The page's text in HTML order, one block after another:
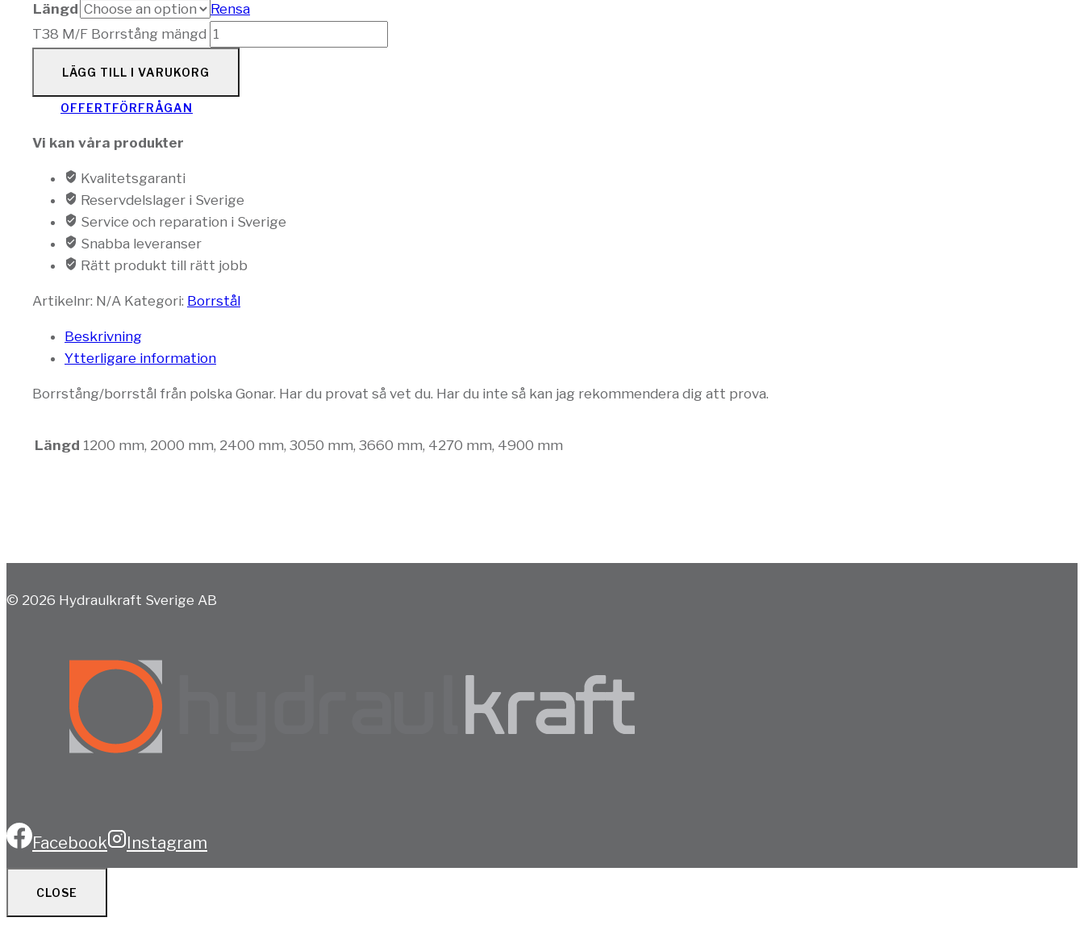
Längd
Rensa
T38 M/F Borrstång mängd
LÄGG TILL I VARUKORG
OFFERTFÖRFRÅGAN
Vi kan våra produkter
Kvalitetsgaranti
Reservdelslager i Sverige
Service och reparation i Sverige
Snabba leveranser
Rätt produkt till rätt jobb
Artikelnr: N/A Kategori: Borrstål
Beskrivning
Ytterligare information
Borrstång/borrstål från polska Gonar. Har du provat så vet du. Har du inte så kan jag rekommendera dig att prova.
Längd 1200 mm, 2000 mm, 2400 mm, 3050 mm, 3660 mm, 4270 mm, 4900 mm
© 2026 Hydraulkraft Sverige AB
Facebook Instagram
CLOSE